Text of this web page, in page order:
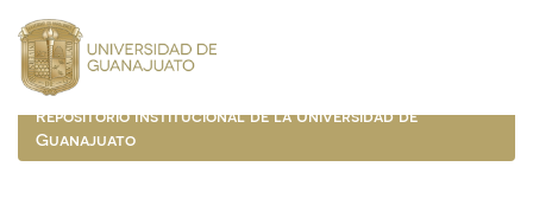
navigation
Repositorio Institucional de la Universidad de
Guanajuato